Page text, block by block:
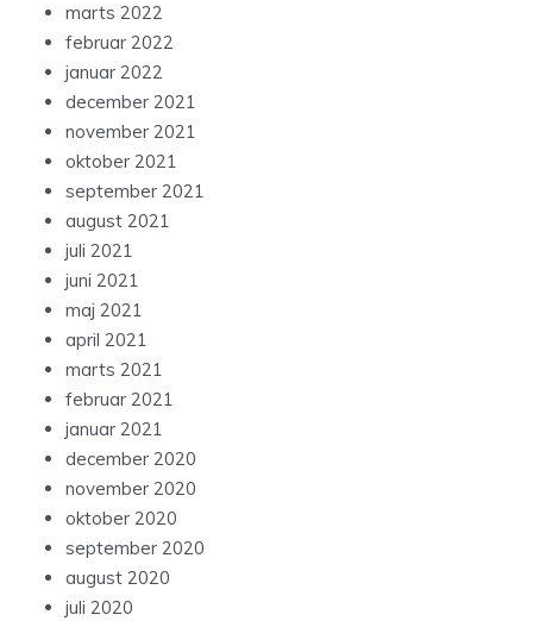
marts 2022
februar 2022
januar 2022
december 2021
november 2021
oktober 2021
september 2021
august 2021
juli 2021
juni 2021
maj 2021
april 2021
marts 2021
februar 2021
januar 2021
december 2020
november 2020
oktober 2020
september 2020
august 2020
juli 2020